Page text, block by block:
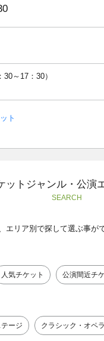
～17：30）
ト
ットジャンル・公演
SEARCH
リア別で探して選ぶ事が
人気チケット 公演間近チ
ージ クラシック・オペラ